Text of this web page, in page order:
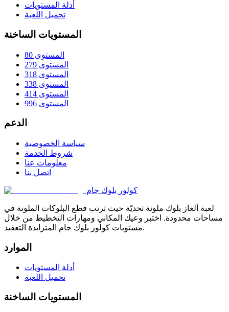
أدلة المستويات
تحميل اللعبة
المستويات الساخنة
المستوى 80
المستوى 279
المستوى 318
المستوى 338
المستوى 414
المستوى 996
الدعم
سياسة الخصوصية
شروط الخدمة
معلومات عنا
اتصل بنا
كولور بلوك جام
لعبة ألغاز بلوك ملونة تحديّة حيث ترتب قطع البلوكات الملونة في
مساحات محدودة. اختبر وعيك المكاني ومهارات التخطيط من خلال
مستويات كولور بلوك جام المتزايدة التعقيد.
الموارد
أدلة المستويات
تحميل اللعبة
المستويات الساخنة